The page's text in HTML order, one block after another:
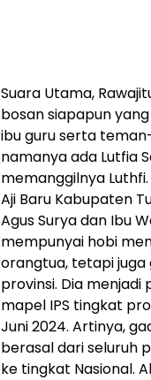
Suara Utama,
bosan siapapun
ibu guru serta
namanya ada Lutfia
memanggilnya
Aji Baru Kabupaten
Agus Surya dan Ibu
mempunyai hobi
orangtua, tetapi
provinsi. Dia menjadi
mapel IPS tingkat
Juni 2024. Artinya,
berasal dari seluruh
ke tingkat Nasional.